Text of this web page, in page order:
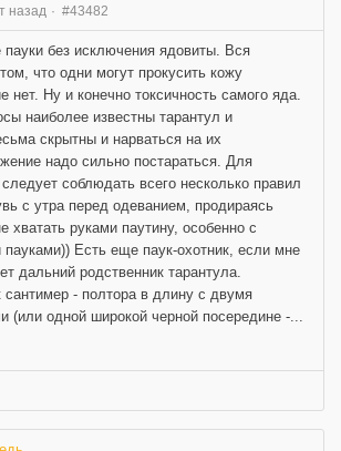
назад #43482
пауки без исключения ядовиты. Вся
что одни могут прокусить кожу
нет. Ну и конечно токсичность самого яда.
наиболее известны тарантул и
скрытны и нарваться на их
надо сильно постараться. Для
соблюдать всего несколько правил
с утра перед одеванием, продираясь
хватать руками паутину, особенно с
Есть еще паук-охотник, если мне
дальний родственник тарантула.
сантимер - полтора в длину с двумя
(или одной широкой черной посередине -...